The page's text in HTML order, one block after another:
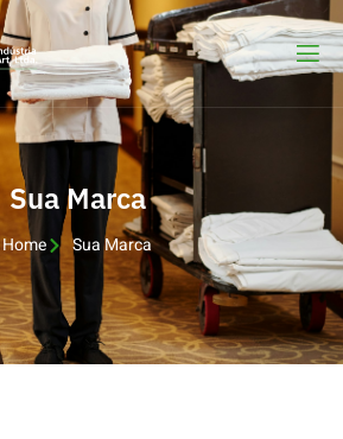
Sua Marca
Home Sua Marca